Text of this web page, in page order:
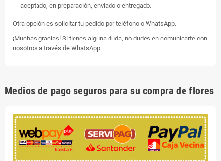
aceptado, en preparación, enviado o entregado.
Otra opción es solicitar tu pedido por teléfono o WhatsApp.
¡Muchas gracias! Si tienes alguna duda, no dudes en comunicarte con
nosotros a través de WhatsApp.
Medios de pago seguros para su compra de flores